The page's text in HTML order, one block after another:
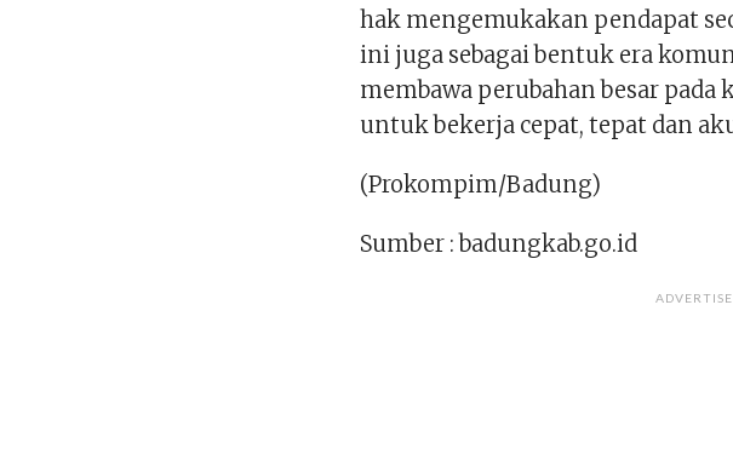
hak mengemukakan pendapat
ini juga sebagai bentuk era
membawa perubahan besar
untuk bekerja cepat, tepat dan
(Prokompim/Badung)
Sumber : badungkab.go.id